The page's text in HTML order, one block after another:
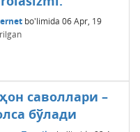
bo'limida 06 Apr, 19
саволлари –
бўлади